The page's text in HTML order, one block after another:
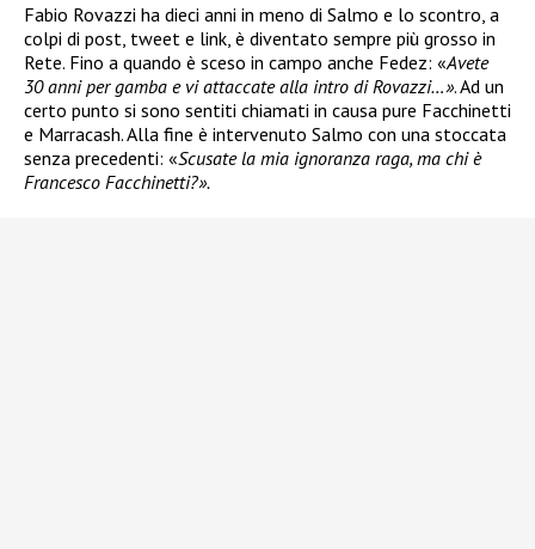
Fabio Rovazzi ha dieci anni in meno di Salmo e lo scontro, a
colpi di post, tweet e link, è diventato sempre più grosso in
Rete. Fino a quando è sceso in campo anche Fedez: «Avete
30 anni per gamba e vi attaccate alla intro di Rovazzi…». Ad un
certo punto si sono sentiti chiamati in causa pure Facchinetti
e Marracash. Alla fine è intervenuto Salmo con una stoccata
senza precedenti: «Scusate la mia ignoranza raga, ma chi è
Francesco Facchinetti?».